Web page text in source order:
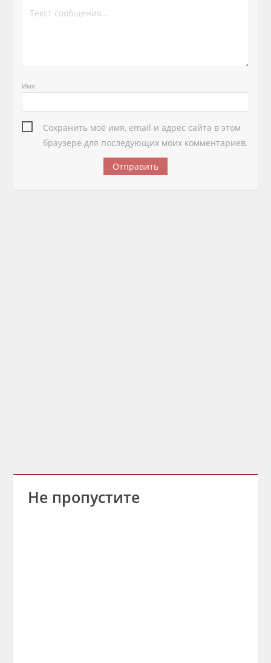
Имя
Сохранить моё имя, email и адрес сайта в этом
браузере для последующих моих комментариев.
Не пропустите